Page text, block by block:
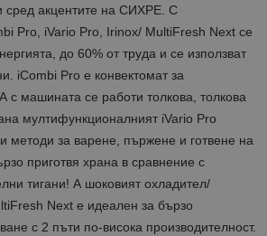
сред акцентите на СИХРЕ. С
Pro, iVario Pro, Irinox/ MultiFresh Next се
до 60% от труда и се използват
iCombi Pro е конвектомат за
с машината се работи толкова, толкова
мултифункционалният iVario Pro
методи за варене, пържене и готвене на
приготвя храна в сравнение с
тигани! А шоковият охладител/
Next е идеален за бързо
с 2 пъти по-висока производителност.